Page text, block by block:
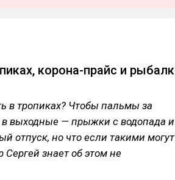
корона-прайс и
в тропиках? Чтобы пальмы за
в выходные — прыжки с водопада и
отпуск, но что если такими могут
знает об этом не